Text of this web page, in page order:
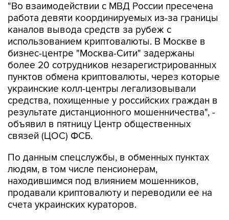
"Во взаимодействии с МВД России пресечена
работа девяти координируемых из-за границы
каналов вывода средств за рубеж с
использованием криптовалюты. В Москве в
бизнес-центре "Москва-Сити" задержаны
более 20 сотрудников незарегистрированных
пунктов обмена криптовалюты, через которые
украинские колл-центры легализовывали
средства, похищенные у российских граждан в
результате дистанционного мошенничества", -
объявил в пятницу Центр общественных
связей (ЦОС) ФСБ.
По данным спецслужбы, в обменных пунктах
людям, в том числе пенсионерам,
находившимся под влиянием мошенников,
продавали криптовалюту и переводили ее на
счета украинских кураторов.